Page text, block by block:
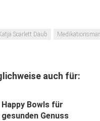
Scarlett Daub
auch für:
Happy Bowls für
gesunden Genuss